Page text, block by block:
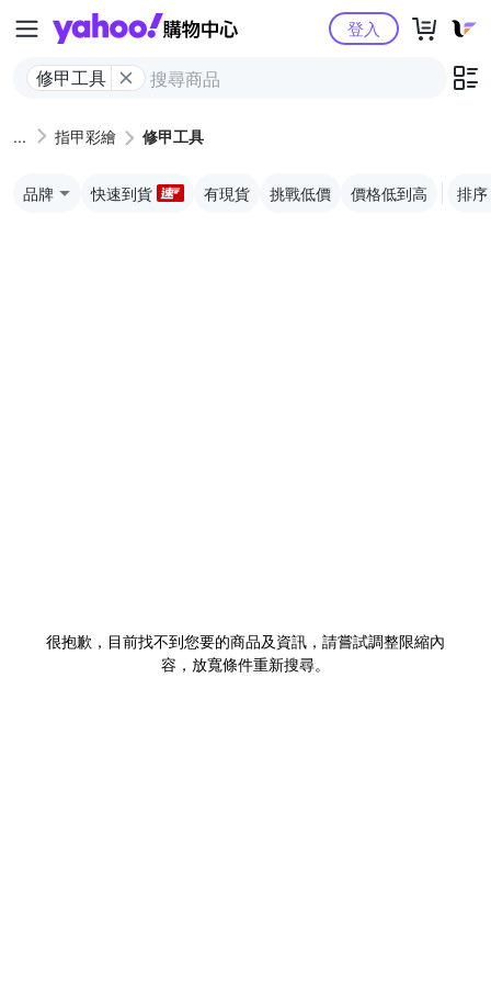
Yahoo購物中心
修甲工具
登入
指甲彩繪 修甲工具
品牌 快速到貨 有現貨 挑戰低價 價格低到高 排序
很抱歉，目前找不到您要的商品及資訊，請嘗試調整限縮內
容，放寬條件重新搜尋。